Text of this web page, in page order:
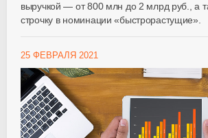
выручкой — от 800 млн до 2 млрд руб., а
строчку в номинации «быстрорастущие».
25 ФЕВРАЛЯ 2021